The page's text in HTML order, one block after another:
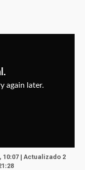
10:07 | Actualizado 2